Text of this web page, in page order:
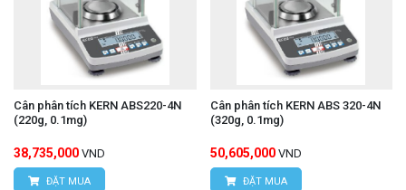
Cân phân tích KERN ABS220-4N
(220g, 0.1mg)
38,735,000 VND
ĐẶT MUA
Cân phân tích KERN ABS 320-4N
(320g, 0.1mg)
50,605,000 VND
ĐẶT MUA